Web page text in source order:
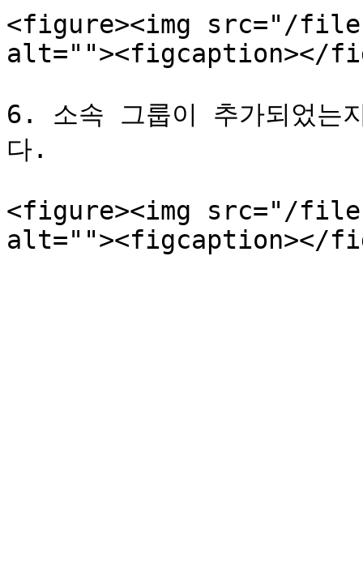
<figure><img src="/files/
alt=""><figcaption></
6. 소속 그룹이 추가되었는
다.
<figure><img src="/files/